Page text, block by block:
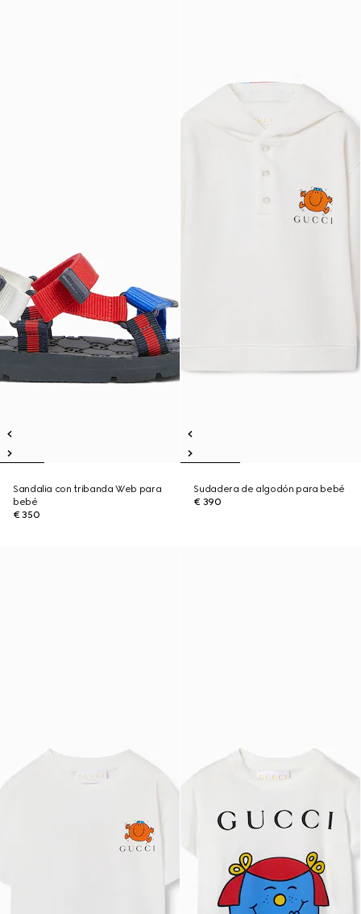
Sandalia con tribanda Web para
bebé
€ 350
Sudadera de algodón para bebé
€ 390